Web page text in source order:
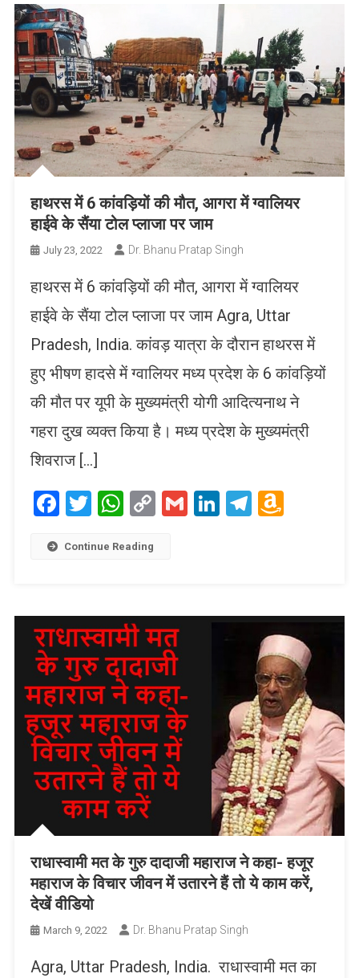
हाथरस में 6 कांवड़ियों की मौत, आगरा में ग्वालियर
हाईवे के सैंया टोल प्लाजा पर जाम
July 23, 2022 Dr. Bhanu Pratap Singh
हाथरस में 6 कांवड़ियों की मौत, आगरा में ग्वालियर
हाईवे के सैंया टोल प्लाजा पर जाम Agra, Uttar
Pradesh, India. कांवड़ यात्रा के दौरान हाथरस में
हुए भीषण हादसे में ग्वालियर मध्य प्रदेश के 6 कांवड़ियों
की मौत पर यूपी के मुख्यमंत्री योगी आदित्यनाथ ने
गहरा दुख व्यक्त किया है। मध्य प्रदेश के मुख्यमंत्री
शिवराज […]
Facebook
Twitter
WhatsApp
CopyGmailLinkedIn
Telegram
Continue Reading
राधास्वामी मत के गुरु दादाजी महाराज ने कहा- हजूर
महाराज के विचार जीवन में उतारने हैं तो ये काम करें,
देखें वीडियो
March 9, 2022 Dr. Bhanu Pratap Singh
Agra, Uttar Pradesh, India. राधास्वामी मत का